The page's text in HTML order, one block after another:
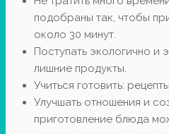
подобраны так, чтобы
около 30 минут.
Поступать экологично и
лишние продукты.
Учиться готовить:
Улучшать отношения и
приготовление блюда